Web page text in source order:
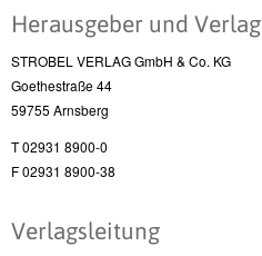
Herausgeber und Verlag
STROBEL VERLAG GmbH & Co. KG
Goethestraße 44
59755 Arnsberg
T 02931 8900-0
F 02931 8900-38
Verlagsleitung